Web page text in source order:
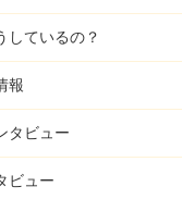
しているの？
報
タビュー
ビュー